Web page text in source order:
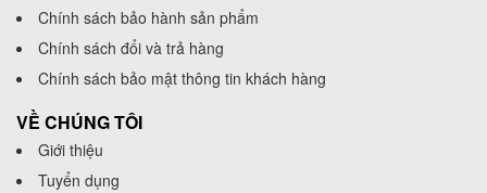
Chính sách bảo hành sản phẩm
Chính sách đổi và trả hàng
Chính sách bảo mật thông tin khách hàng
VỀ CHÚNG TÔI
Giới thiệu
Tuyển dụng